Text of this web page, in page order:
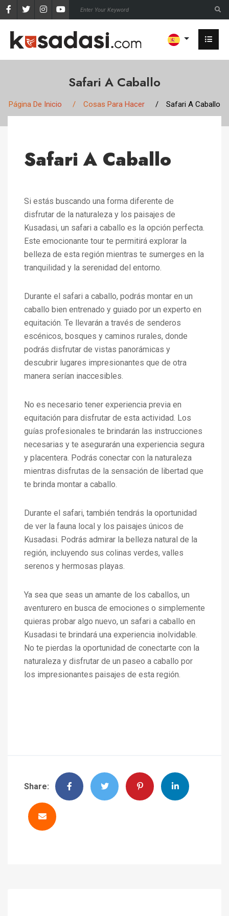
Safari A Caballo
Página De Inicio Cosas Para Hacer Safari A Caballo
Safari A Caballo
Si estás buscando una forma diferente de
disfrutar de la naturaleza y los paisajes de
Kusadasi, un safari a caballo es la opción perfecta.
Este emocionante tour te permitirá explorar la
belleza de esta región mientras te sumerges en la
tranquilidad y la serenidad del entorno.
Durante el safari a caballo, podrás montar en un
caballo bien entrenado y guiado por un experto en
equitación. Te llevarán a través de senderos
escénicos, bosques y caminos rurales, donde
podrás disfrutar de vistas panorámicas y
descubrir lugares impresionantes que de otra
manera serían inaccesibles.
No es necesario tener experiencia previa en
equitación para disfrutar de esta actividad. Los
guías profesionales te brindarán las instrucciones
necesarias y te asegurarán una experiencia segura
y placentera. Podrás conectar con la naturaleza
mientras disfrutas de la sensación de libertad que
te brinda montar a caballo.
Durante el safari, también tendrás la oportunidad
de ver la fauna local y los paisajes únicos de
Kusadasi. Podrás admirar la belleza natural de la
región, incluyendo sus colinas verdes, valles
serenos y hermosas playas.
Ya sea que seas un amante de los caballos, un
aventurero en busca de emociones o simplemente
quieras probar algo nuevo, un safari a caballo en
Kusadasi te brindará una experiencia inolvidable.
No te pierdas la oportunidad de conectarte con la
naturaleza y disfrutar de un paseo a caballo por
los impresionantes paisajes de esta región.
Share: